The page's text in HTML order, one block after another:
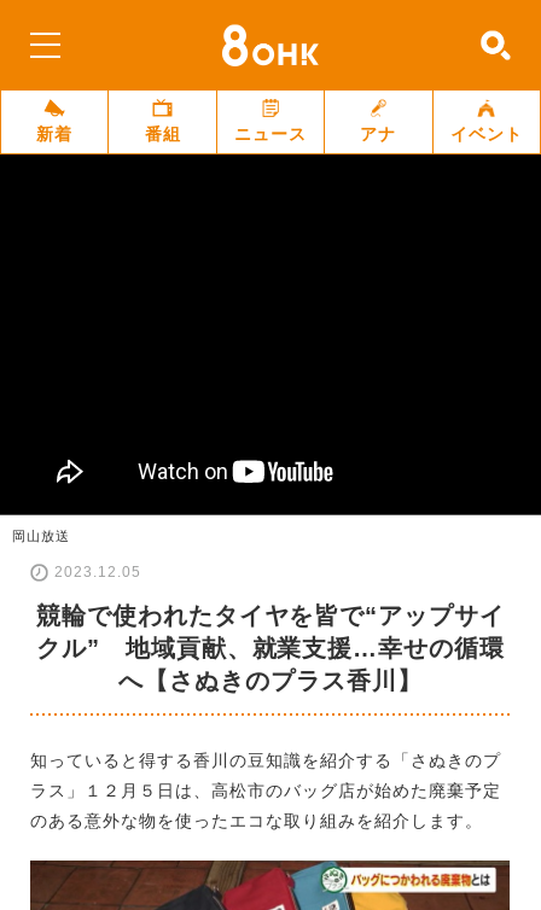
新着 番組 ニュース アナ イベント
岡山放送
2023.12.05
競輪で使われたタイヤを皆で“アップサイ
クル” 地域貢献、就業支援…幸せの循環
へ【さぬきのプラス香川】
知っていると得する香川の豆知識を紹介する「さぬきのプ
ラス」１２月５日は、高松市のバッグ店が始めた廃棄予定
のある意外な物を使ったエコな取り組みを紹介します。